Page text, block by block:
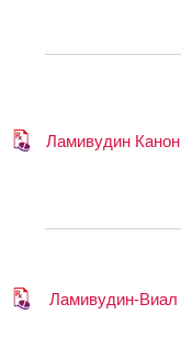
Ламивудин Канон
Ламивудин-Виал